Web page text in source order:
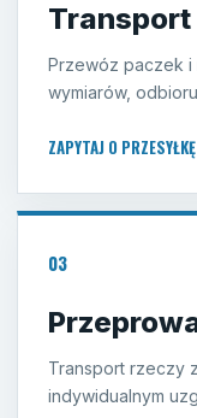
Transport
Przewóz paczek i
wymiarów,
ZAPYTAJ O PRZESYŁKĘ
03
Transport rzeczy
indywidualnym